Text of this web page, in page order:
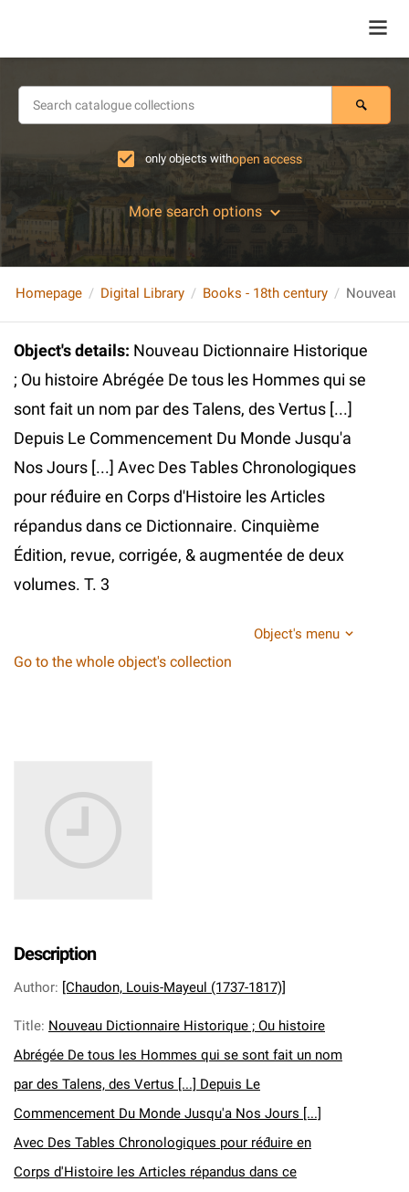
only objects withopen access
More search options
Homepage Digital Library Books - 18th century
Object's details: Nouveau Dictionnaire Historique
; Ou histoire Abrégée De tous les Hommes qui se
sont fait un nom par des Talens, des Vertus [...]
Depuis Le Commencement Du Monde Jusqu'a
Nos Jours [...] Avec Des Tables Chronologiques
pour réd́uire en Corps d'Histoire les Articles
répandus dans ce Dictionnaire. Cinquième
Édition, revue, corrigée, & augmentée de deux
volumes. T. 3
Object's menu
Go to the whole object's collection
Description
Author: [Chaudon, Louis-Mayeul (1737-1817)]
Title: Nouveau Dictionnaire Historique ; Ou histoire
Abrégée De tous les Hommes qui se sont fait un nom
par des Talens, des Vertus [...] Depuis Le
Commencement Du Monde Jusqu'a Nos Jours [...]
Avec Des Tables Chronologiques pour réd́uire en
Corps d'Histoire les Articles répandus dans ce